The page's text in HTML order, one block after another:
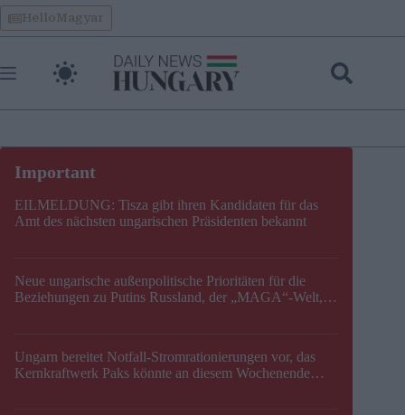
Skip
to
content
HelloMagyar
EILMELDUNG: Tisza gibt ihren Kandidaten für das
Amt des nächsten ungarischen Präsidenten bekannt
Neue ungarische außenpolitische Prioritäten für die
Beziehungen zu Putins Russland, der „MAGA“-Welt,
Ungarn bereitet Notfall-Stromrationierungen vor, das
Kernkraftwerk Paks könnte an diesem Wochenende